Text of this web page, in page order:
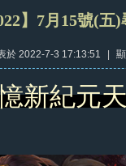
】7月15號(
於 2022-7-3 17:13:51
新紀元